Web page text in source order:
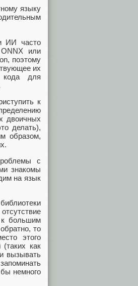
языку
ИИ часто
или
поэтому
их
кода для
к
двоичных
делать),
образом,
с
знакомы
на язык
к большим
то
этого
как
вызывать
немного